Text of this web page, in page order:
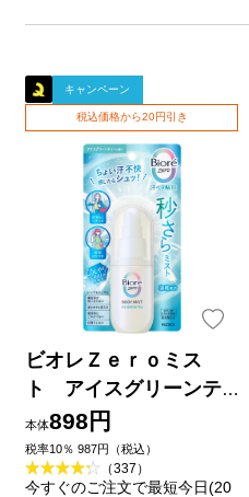
キャンペーン
税込価格から20円引き
ビオレＺｅｒｏミス
ト アイスグリーンテ
ィーの香り ６０ｍＬ 花
王
本体898円
税率10％ 987円（税込）
（337）
今すぐのご注文で最短今日(20